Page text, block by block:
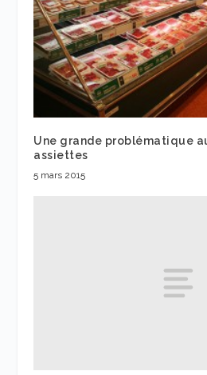
Une grande problématique
assiettes
5 mars 2015